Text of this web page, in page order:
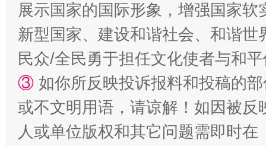
漫山遍野的桃花与雪山、麦地、白藏房 除
展示国家的国际形象，增强国家
新型国家、建设和谐社会、和谐
民众/全民勇于担任文化使者与和
③ 如你所反映投诉报料和投稿的
或不文明用语，请谅解！如因被
人或单位版权和其它问题需即时在